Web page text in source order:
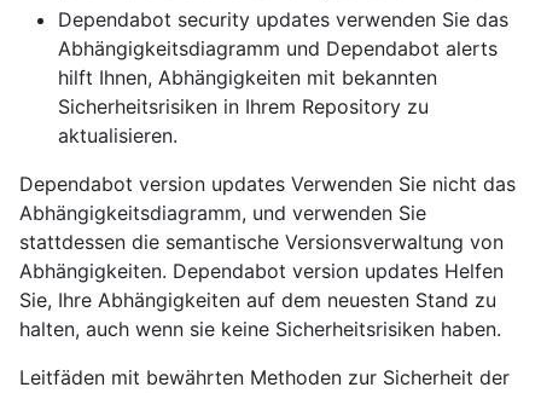
Dependabot security updates verwenden Sie das
Abhängigkeitsdiagramm und Dependabot alerts
hilft Ihnen, Abhängigkeiten mit bekannten
Sicherheitsrisiken in Ihrem Repository zu
aktualisieren.
Dependabot version updates Verwenden Sie nicht das
Abhängigkeitsdiagramm, und verwenden Sie
stattdessen die semantische Versionsverwaltung von
Abhängigkeiten. Dependabot version updates Helfen
Sie, Ihre Abhängigkeiten auf dem neuesten Stand zu
halten, auch wenn sie keine Sicherheitsrisiken haben.
Leitfäden mit bewährten Methoden zur Sicherheit der